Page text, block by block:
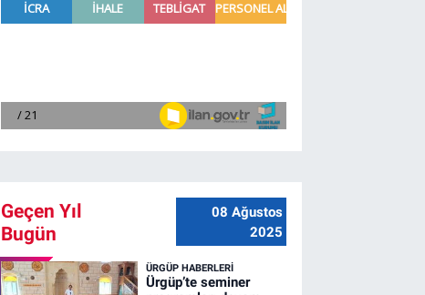
Geçen Yıl
Bugün
08 Ağustos
2025
ÜRGÜP HABERLERI
Ürgüp’te seminer